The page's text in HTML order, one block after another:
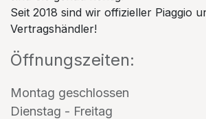
Seit 2018 sind wir offizieller Piaggio
Vertragshändler!
Öffnungszeiten:
Montag geschlossen
Dienstag - Freitag